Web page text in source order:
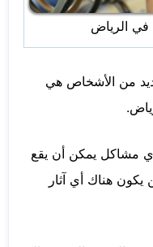
الرياض
من الأشخاص هي
مشاكل يمكن أن يقع
يكون هناك أي آثار